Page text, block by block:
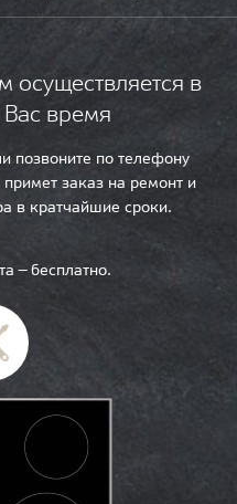
осуществляется в
время
позвоните по телефону
заказ на ремонт и
в кратчайшие сроки.
— бесплатно.